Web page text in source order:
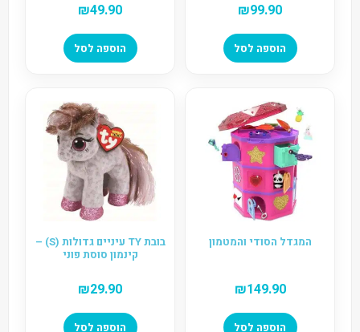
₪99.90
הוספה לסל
₪49.90
הוספה לסל
המגדל הסודי והמטמון
₪149.90
הוספה לסל
בובת TY עיניים גדולות (S) –
קינמון סוסת פוני
₪29.90
הוספה לסל